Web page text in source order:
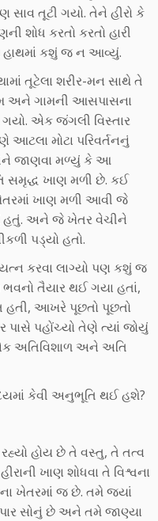
સાવ તૂટી ગયો. તેને હીરો કે
શોધ કરતો કરતો હારી
હાથમાં કશું જ ન આવ્યું.
તૂટેલા શરીર-મન સાથે તે
અને ગામની આસપાસના
ગયો. એક જંગલી વિસ્તાર
મોટા પરિવર્તનનું
જાણવા મળ્યું કે આ
સમૃદ્ધ ખાણ મળી છે. કઈ
ખાણ મળી આવી જે
હતું. અને જે ખેતર વેચીને
પડ્યો હતો.
કરવા લાગ્યો પણ કશું જ
તૈયાર થઈ ગયા હતાં,
હતી, આખરે પૂછતો પૂછતો
પાસે પહોંચ્યો તેણે ત્યાં જોયું
અતિવિશાળ અને અતિ
કેવી અનુભૂતિ થઈ હશે?
હોય છે તે વસ્તુ, તે તત્વ
ખાણ શોધવા તે વિશ્વના
ખેતરમાં જ છે. તમે જ્યાં
સોનું છે અને તમે જાણ્યા